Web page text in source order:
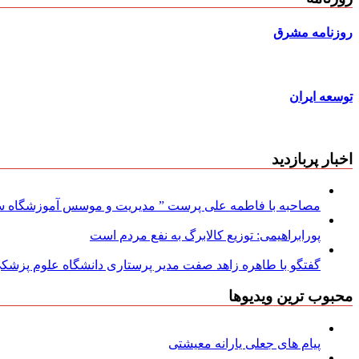
روزنامه مشرق
توسعه ایران
اخبار پربازدید
مصاحبه با فاطمه علی پرست ” مدیریت و موسس آموزشگاه
پورابراهیمی: توزیع کالابرگ به نفع مردم است
گفتگو با طاهره زاهد صفت مدیر پرستاری دانشگاه علوم
محبوب ترین ویدیوها
پیام های جعلی یارانه معیشتی